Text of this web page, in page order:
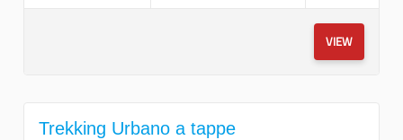
VIEW
Trekking Urbano a tappe